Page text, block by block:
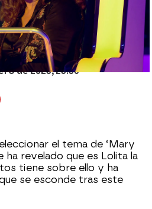
de 2023, 23:36
el tema de ‘Mary
ha revelado que es Lolita la
tiene sobre ello y ha
se esconde tras este